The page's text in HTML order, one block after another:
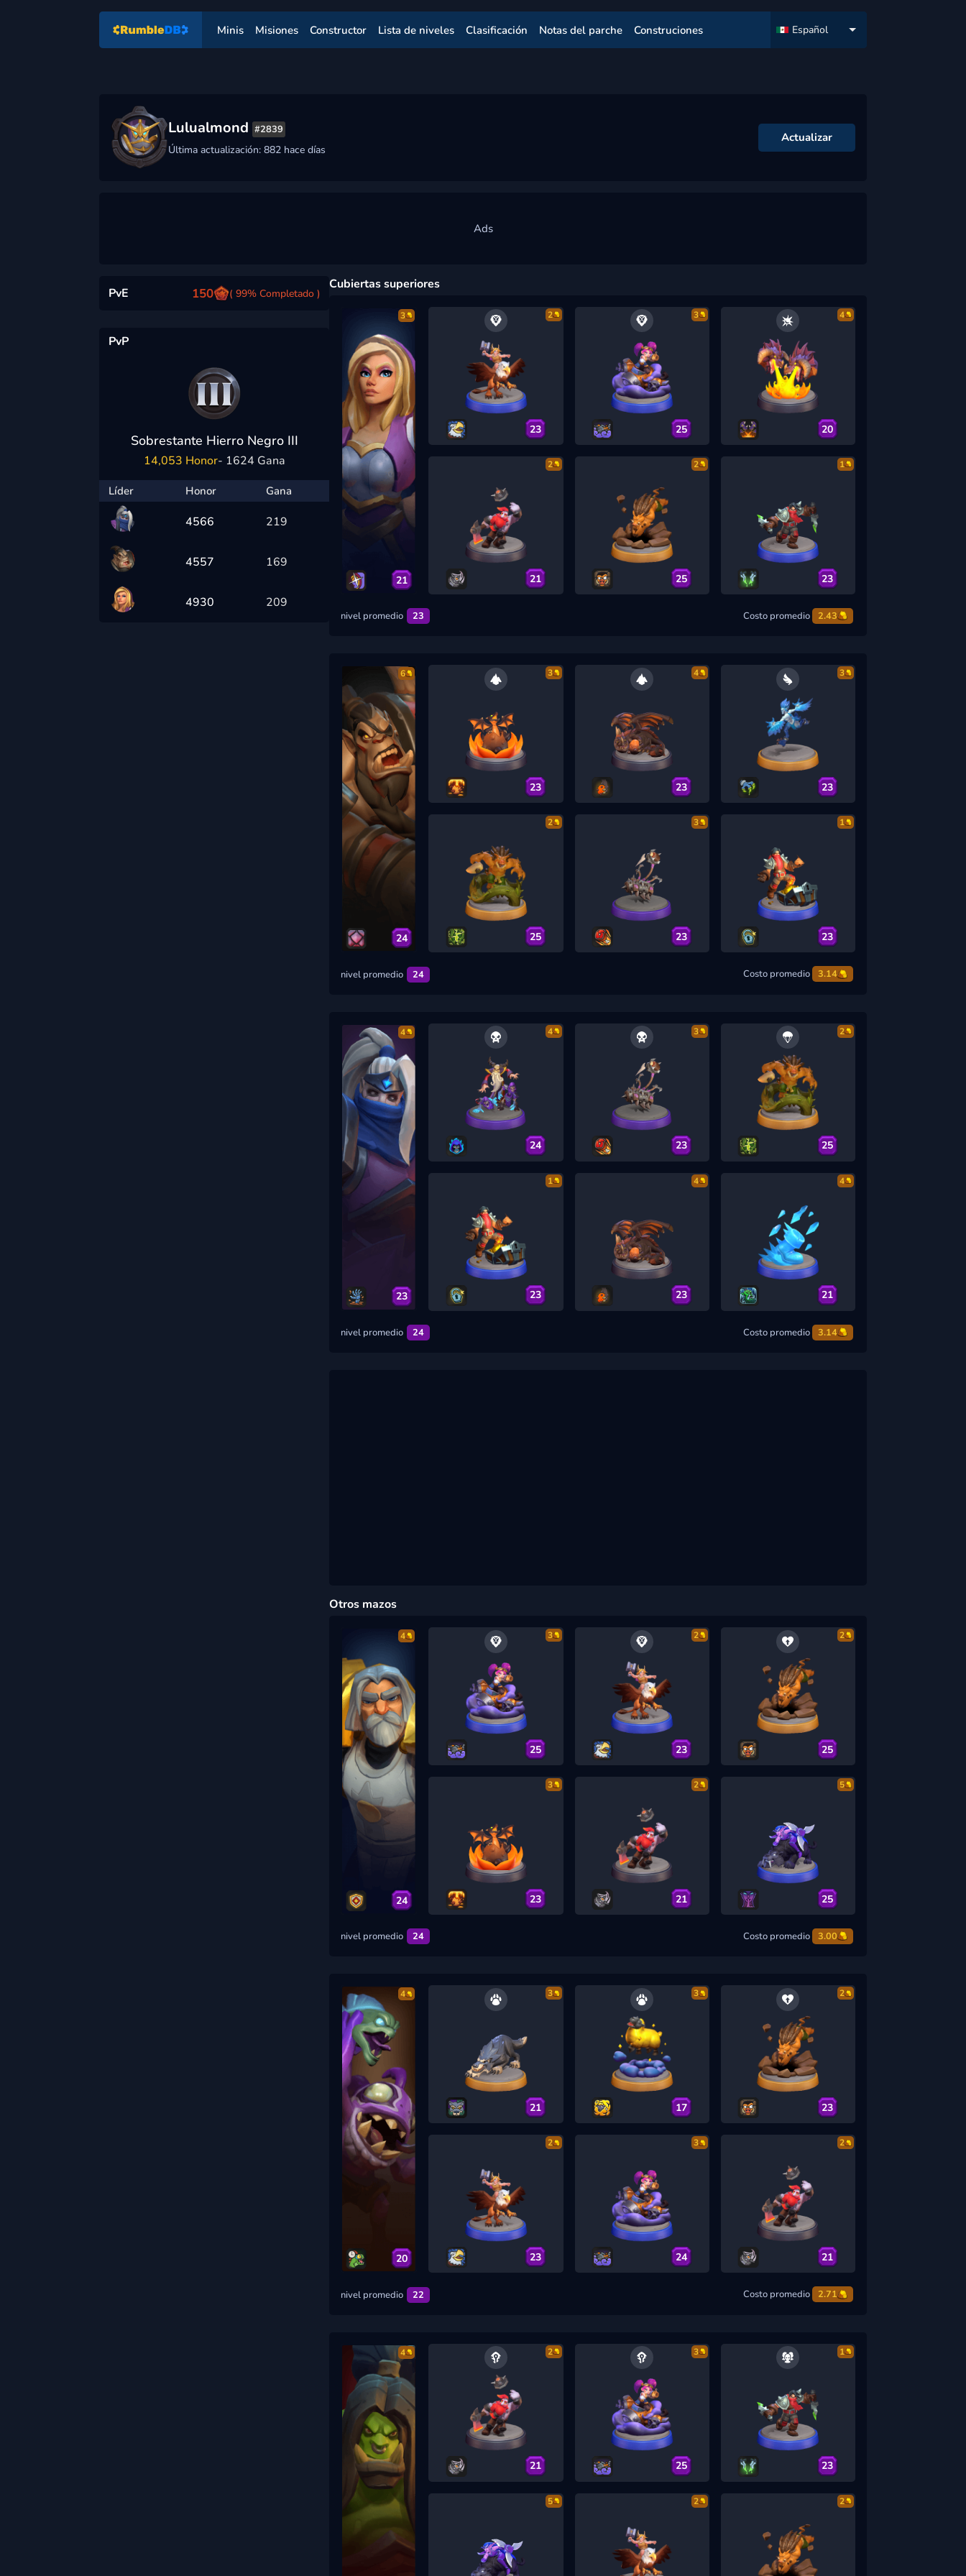
Minis Misiones Constructor Lista de niveles Clasificación Notas del parche Construciones Español
Lulualmond #2839
Última actualización: 882 hace días
Actualizar
PvE 150 ( 99% Completado )
PvP
Sobrestante Hierro Negro III
14,053 Honor- 1624 Gana
Líder Honor Gana
4566 219
4557 169
4930 209
Cubiertas superiores
3
21
2
23
3
25
4
20
2
21
2
25
1
23
nivel promedio 23 Costo promedio 2.43
6
24
3
23
4
23
3
23
2
25
3
23
1
23
nivel promedio 24 Costo promedio 3.14
4
23
4
24
3
23
2
25
1
23
4
23
4
21
nivel promedio 24 Costo promedio 3.14
Otros mazos
4
24
3
25
2
23
2
25
3
23
2
21
5
25
nivel promedio 24 Costo promedio 3.00
4
20
3
21
3
17
2
23
2
23
3
24
2
21
nivel promedio 22 Costo promedio 2.71
4 2
21
3
25
1
23
5 2 2